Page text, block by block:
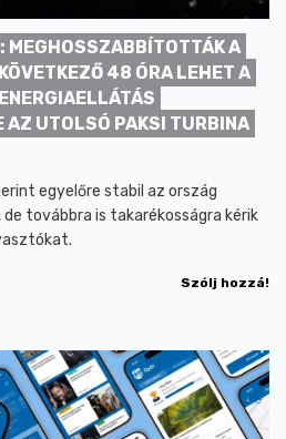
A
48 ÓRA LEHET A
UTOLSÓ PAKSI TURBINA
egyelőre stabil az ország
továbbra is takarékosságra kérik
Szólj hozzá!